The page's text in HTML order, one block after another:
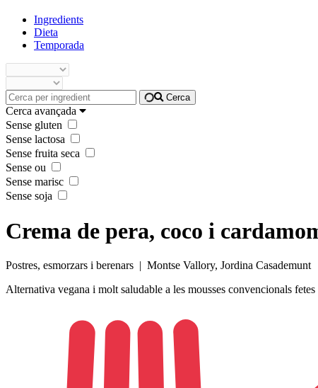
Ingredients
Dieta
Temporada
Cerca
Cerca avançada
Sense gluten
Sense lactosa
Sense fruita seca
Sense ou
Sense marisc
Sense soja
Crema de pera, coco i
Postres, esmorzars i berenars | Montse Vallory, Jordina Casademunt
Alternativa vegana i molt saludable a les mousses convencionals